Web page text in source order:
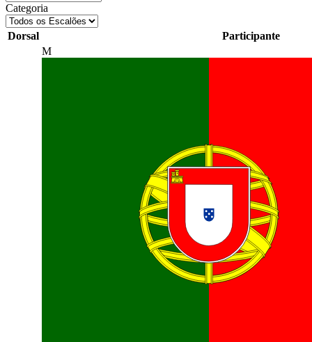
Categoria
Dorsal
Participante
M